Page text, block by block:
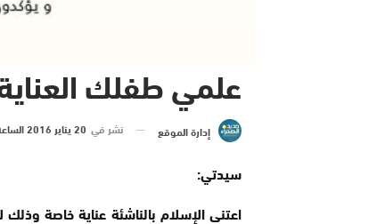
علمي طفلك
إدارة الموقع نشر في 20 يناير 2016 الساعة 10 و 03 دقيقة
سيدتي:
اعتنى الإسلام بالناشئة عناية خاصة